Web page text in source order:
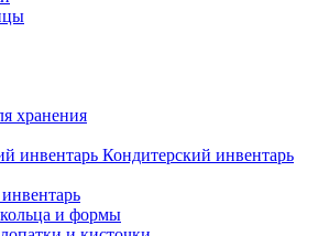
хранения
Кондитерский инвентарь
и формы